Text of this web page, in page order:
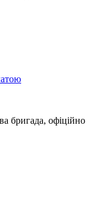
бригада, офіційно